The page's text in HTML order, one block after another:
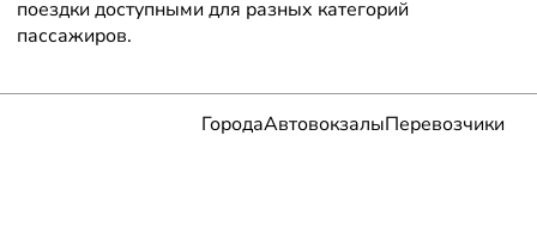
поездки доступными для разных категорий
пассажиров.
ГородаАвтовокзалыПеревозчики